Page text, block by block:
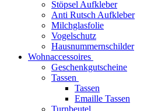
Stöpsel Aufkleber
Anti Rutsch Aufkleber
Milchglasfolie
Vogelschutz
Hausnummernschilder
Wohnaccessoires
Geschenkgutscheine
Tassen
Tassen
Emaille Tassen
Turnbeutel